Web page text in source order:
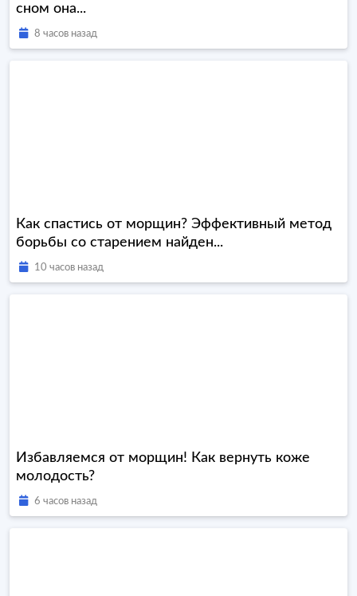
сном она...
8 часов назад
Как спастись от морщин? Эффективный метод
борьбы со старением найден...
10 часов назад
Избавляемся от морщин! Как вернуть коже
молодость?
6 часов назад